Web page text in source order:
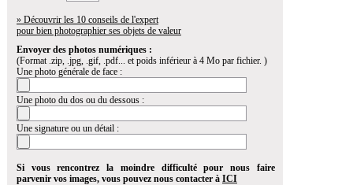
» Découvrir les 10 conseils de l'expert
pour bien photographier ses objets de valeur
Envoyer des photos numériques :
(Format .zip, .jpg, .gif, .pdf... et poids inférieur à 4 Mo par fichier. )
Une photo générale de face :
Une photo du dos ou du dessous :
Une signature ou un détail :
Si vous rencontrez la moindre difficulté pour nous faire
parvenir vos images, vous pouvez nous contacter à ICI